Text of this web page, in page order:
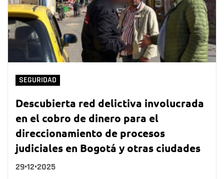
SEGURIDAD
Descubierta red delictiva involucrada
en el cobro de dinero para el
direccionamiento de procesos
judiciales en Bogotá y otras ciudades
29•12•2025